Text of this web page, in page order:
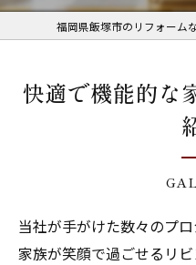
福岡県飯塚市のリフォーム
快適で機能的な
当社が手がけた数々のプ
家族が笑顔で過ごせるリ